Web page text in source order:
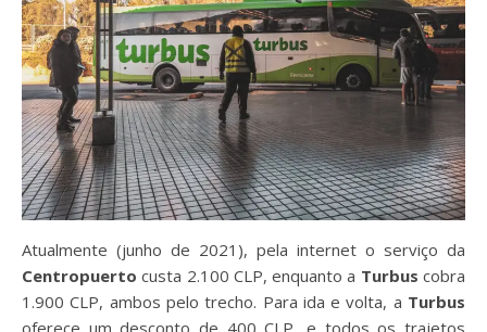
Atualmente (junho de 2021), pela internet o serviço da
Centropuerto custa 2.100 CLP, enquanto a Turbus cobra
1.900 CLP, ambos pelo trecho. Para ida e volta, a Turbus
oferece um desconto de 400 CLP, e todos os trajetos